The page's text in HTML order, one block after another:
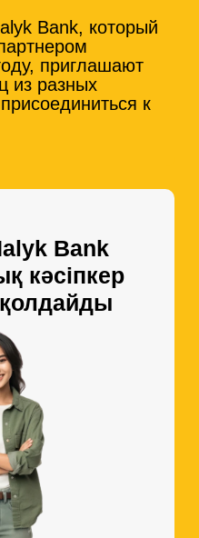
Bank, который
приглашают
из разных
к
Bank
кәсіпкер